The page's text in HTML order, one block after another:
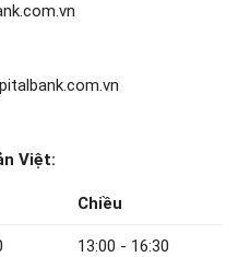
Việt:
Chiều
13:00 - 16:30